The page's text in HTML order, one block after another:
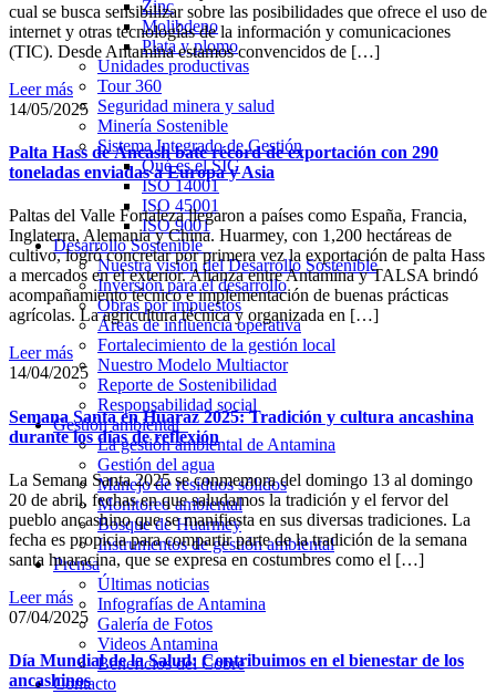
Zinc
Molibdeno
Plata y plomo
Unidades productivas
Tour 360
Seguridad minera y salud
Minería Sostenible
Sistema Integrado de Gestión
Qué es el SIG
ISO 14001
ISO 45001
ISO 9001
Desarrollo Sostenible
Nuestra visión del Desarrollo Sostenible
Inversión para el desarrollo
Obras por impuestos
Áreas de influencia operativa
Fortalecimiento de la gestión local
Nuestro Modelo Multiactor
Reporte de Sostenibilidad
Responsabilidad social
Gestión ambiental
La gestión ambiental de Antamina
Gestión del agua
Manejo de residuos sólidos
Monitoreo ambiental
Bosque de Huarmey
Instrumentos de gestión ambiental
Prensa
Últimas noticias
Infografías de Antamina
Galería de Fotos
Videos Antamina
Beneficios del Cobre
Contacto
cual se busca sensibilizar sobre las posibilidades que ofrece el uso de
internet y otras tecnologías de la información y comunicaciones
(TIC). Desde Antamina estamos convencidos de […]
Leer más
14/05/2025
Palta Hass de Áncash bate récord de exportación con 290
toneladas enviadas a Europa y Asia
Paltas del Valle Fortaleza llegaron a países como España, Francia,
Inglaterra, Alemania y China. Huarmey, con 1,200 hectáreas de
cultivo, logró concretar por primera vez la exportación de palta Hass
a mercados en el exterior. Alianza entre Antamina y TALSA brindó
acompañamiento técnico e implementación de buenas prácticas
agrícolas. La agricultura técnica y organizada en […]
Leer más
14/04/2025
Semana Santa en Huaraz 2025: Tradición y cultura ancashina
durante los días de reflexión
La Semana Santa 2025 se conmemora del domingo 13 al domingo
20 de abril, fechas en que saludamos la tradición y el fervor del
pueblo ancashino que se manifiesta en sus diversas tradiciones. La
fecha es propicia para compartir parte de la tradición de la semana
santa huaracina, que se expresa en costumbres como el […]
Leer más
07/04/2025
Día Mundial de la Salud: Contribuimos en el bienestar de los
ancashinos